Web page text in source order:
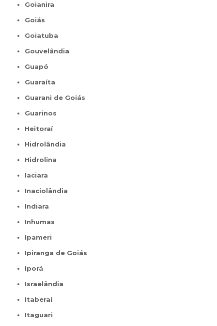
Goianira
Goiás
Goiatuba
Gouvelândia
Guapó
Guaraíta
Guarani de Goiás
Guarinos
Heitoraí
Hidrolândia
Hidrolina
Iaciara
Inaciolândia
Indiara
Inhumas
Ipameri
Ipiranga de Goiás
Iporá
Israelândia
Itaberaí
Itaguari